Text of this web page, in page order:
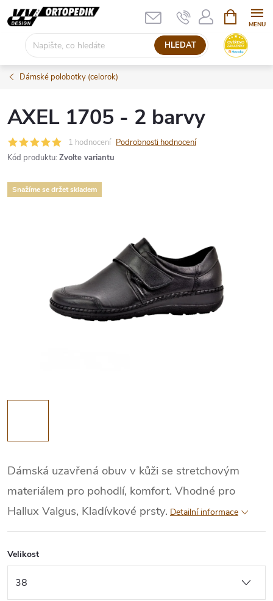
Přejít
na
HLEDAT
NÁKUPNÍ
KOŠÍK
Dámské polobotky (celorok)
AXEL 1705 - 2 barvy
1 hodnocení Podrobnosti hodnocení
Kód produktu: Zvolte variantu
Snažíme se držet skladem
Dámská uzavřená obuv v kůži se stretchovým
materiálem pro pohodlí, komfort. Vhodné pro
Hallux Valgus, Kladívkové prsty. Detailní informace
Velikost